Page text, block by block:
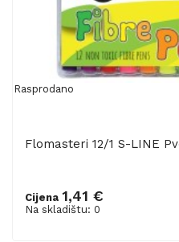
Rasprodano
Flomasteri 12/1 S-LINE
Cijena 1,41 €
Na skladištu: 0